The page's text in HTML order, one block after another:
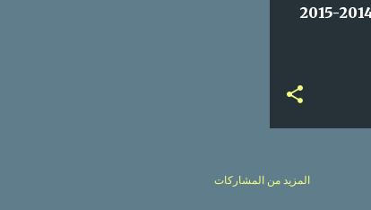
المزيد من المشاركات